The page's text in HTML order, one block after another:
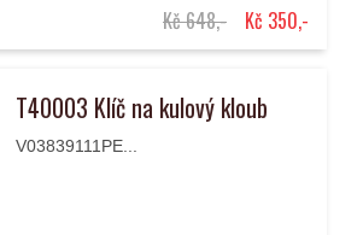
Kč 648,- Kč 350,-
T40003 Klíč na kulový kloub
V03839111PE...